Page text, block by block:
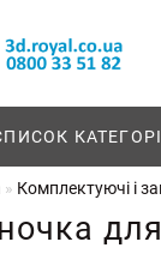
Комплектуючі і